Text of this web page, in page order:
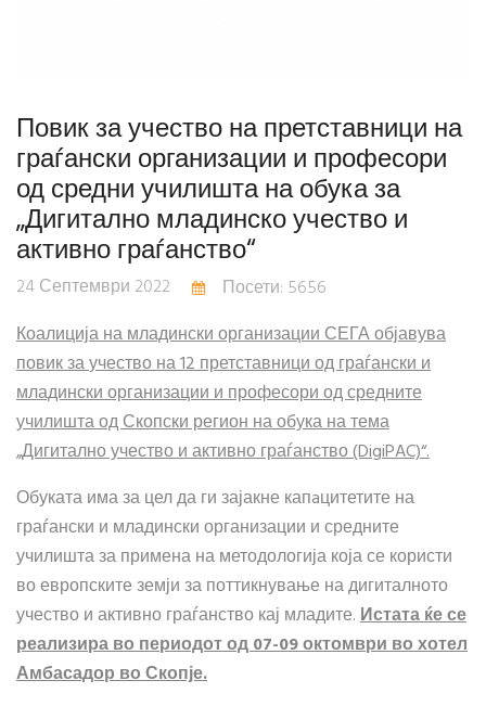
Повик за учество на претставници на
граѓански организации и професори
од средни училишта на обука за
„Дигитално младинско учество и
активно граѓанство“
24 Септември 2022
Посети: 5656
Коалиција на младински организации СЕГА објавува
повик заучество на 12 претставници од граѓански и
младински организации и професори од средните
училишта од Скопски регион на обукана тема
„Дигитално учество и активно граѓанство (DigiPAC)“.
Обуката има за цел да ги зајакне капaцитетите на
граѓански и младински организации и средните
училишта за примена на методологија која се користи
во европските земји за поттикнување на дигиталното
учество и активно граѓанство кај младите.Истата ќе се
реализира во периодот од07-09 октомвривохотел
Амбасадор во Скопје.